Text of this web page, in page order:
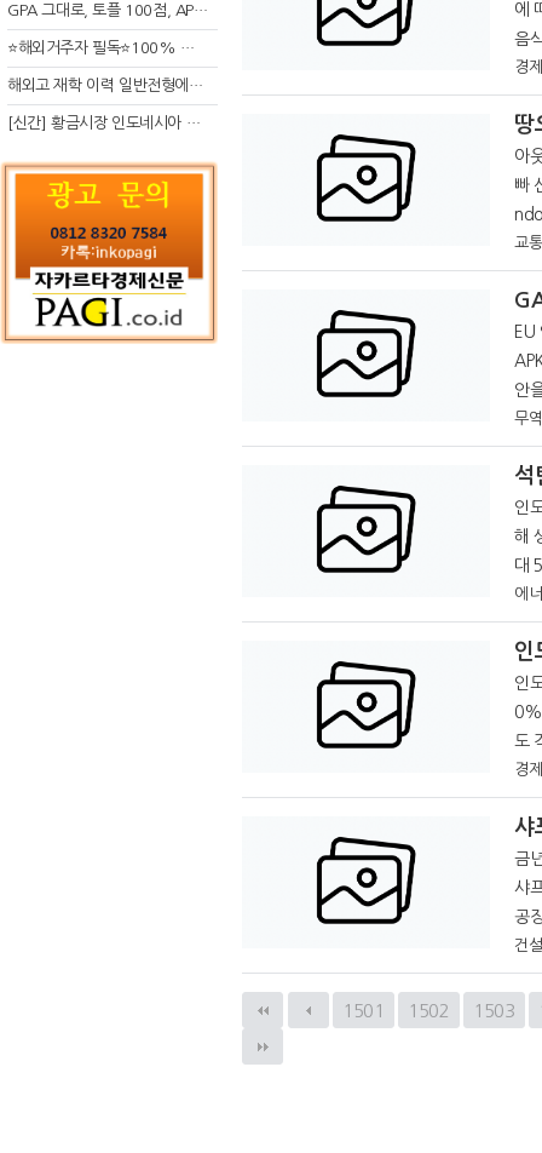
GPA 그대로, 토플 100점, AP 막막 — 원인은 하나입니다
⭐해외거주자 필독⭐100% 온라인 마지막 한국어교원 2급 추가모집 (~8/2)
해외고 재학 이력 일반전형에서 분명한 입시 강점 살리는 전략
[신간] 황금시장 인도네시아 슈퍼리치의 성공 수업
에
음
관들
도
경
땅
아웃소
빠
ndo)
처
교
EU
안을 정부
덤
무
석
인
해 생
대
적인
아
에
인
인
0%로 동
도 각
수
경
샤
금년
샤
공
태
건
1501 1502 1503
다음